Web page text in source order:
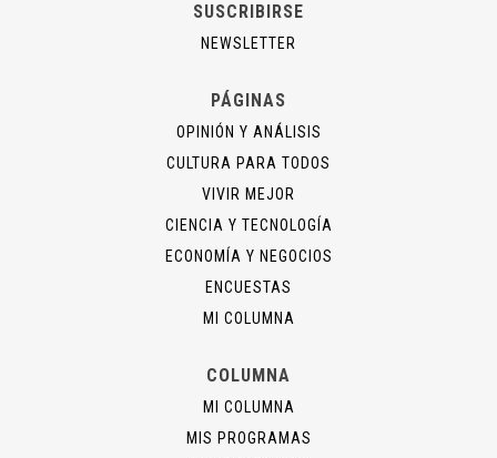
SUSCRIBIRSE
NEWSLETTER
PÁGINAS
OPINIÓN Y ANÁLISIS
CULTURA PARA TODOS
VIVIR MEJOR
CIENCIA Y TECNOLOGÍA
ECONOMÍA Y NEGOCIOS
ENCUESTAS
MI COLUMNA
COLUMNA
MI COLUMNA
MIS PROGRAMAS